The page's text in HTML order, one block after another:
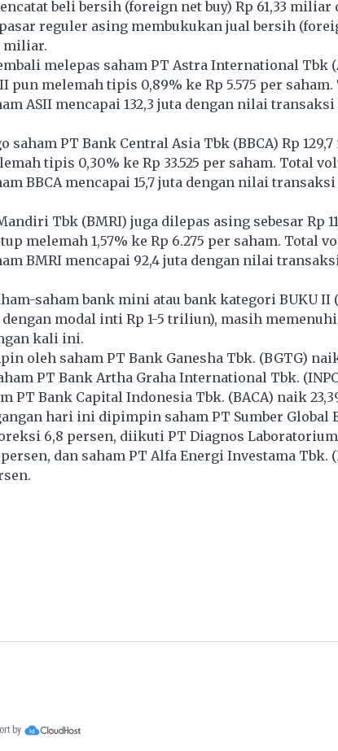
beli bersih (foreign net buy) Rp 61,33 miliar
reguler asing membukukan jual bersih
miliar.
melepas saham PT Astra International Tbk
pun melemah tipis 0,89% ke Rp 5.575 per
ASII mencapai 132,3 juta dengan nilai transaksi
saham PT Bank Central Asia Tbk (BBCA) Rp
tipis 0,30% ke Rp 33.525 per saham. Total
BBCA mencapai 15,7 juta dengan nilai transaksi
Tbk (BMRI) juga dilepas asing sebesar Rp
melemah 1,57% ke Rp 6.275 per saham. Total
BMRI mencapai 92,4 juta dengan nilai transaksi
saham bank mini atau bank kategori BUKU II
modal inti Rp 1-5 triliun), masih
kali ini.
oleh saham PT Bank Ganesha Tbk. (BGTG)
PT Bank Artha Graha International Tbk.
PT Bank Capital Indonesia Tbk. (BACA) naik
hari ini dipimpin saham PT Sumber Global
6,8 persen, diikuti PT Diagnos
dan saham PT Alfa Energi Investama Tbk.
by